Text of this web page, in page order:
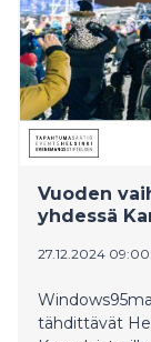
Vuoden
yhdessä
27.12.2024
tähdittävät